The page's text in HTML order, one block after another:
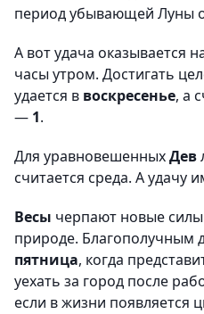
период убывающей Луны
А вот удача оказывается
часы утром. Достигать
удается в воскресенье, а
— 1.
Для уравновешенныхДев
считается среда. А удачу
Весы черпают новые
природе. Благополучным
пятница, когда
уехать за город после
если в жизни появляется